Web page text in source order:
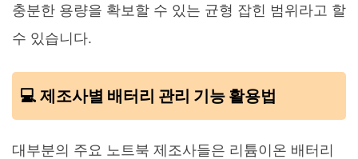
충분한 용량을 확보할 수 있는 균형 잡힌 범위라고 할
수 있습니다.
💻 제조사별 배터리 관리 기능 활용법
대부분의 주요 노트북 제조사들은 리튬이온 배터리